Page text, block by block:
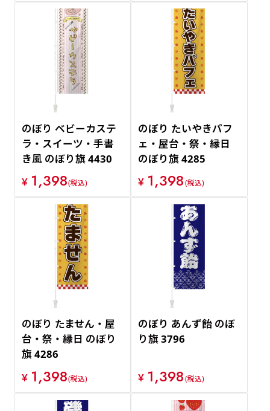
のぼり ベビーカステ
ラ・スイーツ・手書
き風 のぼり旗 4430
¥ 1,398(税込)
のぼり たいやきパフ
ェ・屋台・祭・縁日
のぼり旗 4285
¥ 1,398(税込)
のぼり たません・屋
台・祭・縁日 のぼり
旗 4286
¥ 1,398(税込)
のぼり あんず飴 のぼ
り旗 3796
¥ 1,398(税込)